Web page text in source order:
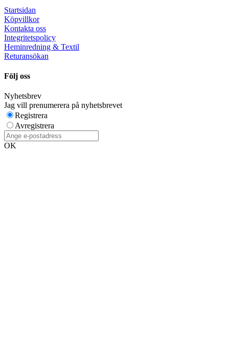
Startsidan
Köpvillkor
Kontakta oss
Integritetspolicy
Heminredning & Textil
Returansökan
Följ oss
Nyhetsbrev
Jag vill prenumerera på nyhetsbrevet
Registrera
Avregistrera
OK